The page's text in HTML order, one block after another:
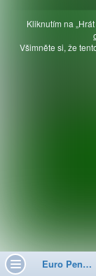
Kliknutím na
Všimněte si, že
Toggle
Euro Penalty Cup 2021